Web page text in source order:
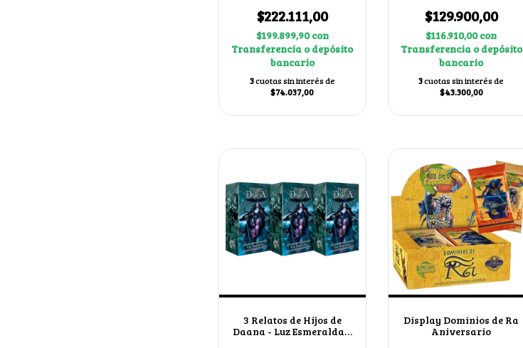
$222.111,00
$199.899,90con
Transferencia o depósito
bancario
3cuotas sin interés de
$74.037,00
$129.900,00
$116.910,00con
Transferencia o depósito
bancario
3cuotas sin interés de
$43.300,00
3 Relatos de Hijos de
Daana - Luz Esmeralda +
Display Dominios de Ra
Aniversario